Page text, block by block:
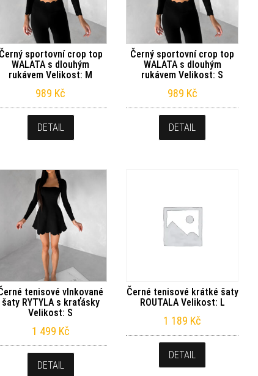
Černý sportovní crop top
WALATA s dlouhým
rukávem Velikost: M
989 Kč
DETAIL
Černý sportovní crop top
WALATA s dlouhým
rukávem Velikost: S
989 Kč
DETAIL
tenisové vlnkované
šaty RYTYLA s kraťásky
Velikost: S
1 499 Kč
DETAIL
Černé tenisové krátké šaty
ROUTALA Velikost: L
1 189 Kč
DETAIL